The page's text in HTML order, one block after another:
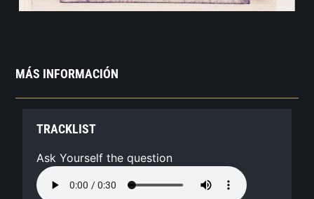
MÁS INFORMACIÓN
TRACKLIST
Ask Yourself the question